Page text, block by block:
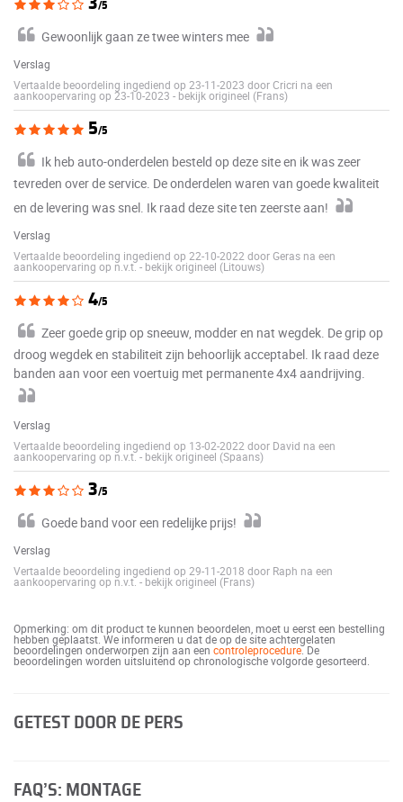
3/5
Gewoonlijk gaan ze twee winters mee
Verslag
Vertaalde beoordeling ingediend op 23-11-2023 door Cricri na een
aankoopervaring op 23-10-2023 - bekijk origineel (Frans)
5/5
Ik heb auto-onderdelen besteld op deze site en ik was zeer
tevreden over de service. De onderdelen waren van goede kwaliteit
en de levering was snel. Ik raad deze site ten zeerste aan!
Verslag
Vertaalde beoordeling ingediend op 22-10-2022 door Geras na een
aankoopervaring op n.v.t.- bekijk origineel (Litouws)
4/5
Zeer goede grip op sneeuw, modder en nat wegdek. De grip op
droog wegdek en stabiliteit zijn behoorlijk acceptabel. Ik raad deze
banden aan voor een voertuig met permanente 4x4 aandrijving.
Verslag
Vertaalde beoordeling ingediend op 13-02-2022 door David na een
aankoopervaring op n.v.t.- bekijk origineel (Spaans)
3/5
Goede band voor een redelijke prijs!
Verslag
Vertaalde beoordeling ingediend op 29-11-2018 door Raph na een
aankoopervaring op n.v.t.- bekijk origineel (Frans)
Opmerking: om dit product te kunnen beoordelen, moet u eerst een bestelling
hebben geplaatst. We informeren u dat de op de site achtergelaten
beoordelingen onderworpen zijn aan een controleprocedure. De
beoordelingen worden uitsluitend op chronologische volgorde gesorteerd.
GETEST DOOR DE PERS
FAQ’S: MONTAGE